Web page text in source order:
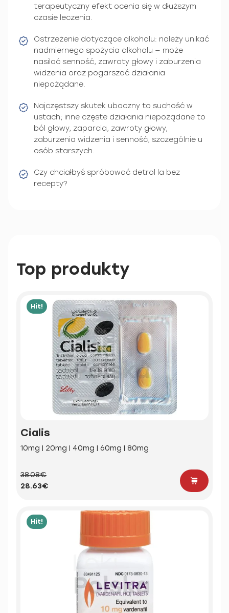
terapeutyczny efekt ocenia się w dłuższym
czasie leczenia.
Ostrzeżenie dotyczące alkoholu: należy unikać
nadmiernego spożycia alkoholu — może
nasilać senność, zawroty głowy i zaburzenia
widzenia oraz pogarszać działania
niepożądane.
Najczęstszy skutek uboczny to suchość w
ustach; inne częste działania niepożądane to
ból głowy, zaparcia, zawroty głowy,
zaburzenia widzenia i senność, szczególnie u
osób starszych.
Czy chciałbyś spróbować detrol la bez
recepty?
Top produkty
Hit!
Cialis
10mg | 20mg | 40mg | 60mg | 80mg
38.08€
28.63€
Hit!